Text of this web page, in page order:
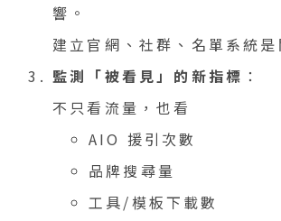
響。
建立官網、社群、名單系統是
監測「被看見」的新指標 ：
不只看流量，也看
AIO 援引次數
品牌搜尋量
工具/模板下載數